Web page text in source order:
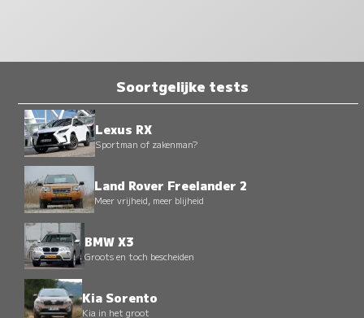
Soortgelijke tests
Lexus RX
Sportman of zakenman?
Land Rover Freelander 2
Meer vrijheid, meer blijheid
BMW X3
Groots en toch bescheiden
Kia Sorento
Kia in het groot